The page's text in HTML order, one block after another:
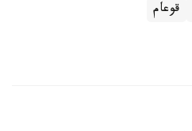
قوعام